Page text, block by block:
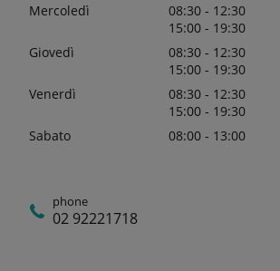
Mercoledì
08:30 - 12:30
15:00 - 19:30
Giovedì
08:30 - 12:30
15:00 - 19:30
Venerdì
08:30 - 12:30
15:00 - 19:30
Sabato
08:00 - 13:00
phone
02 92221718